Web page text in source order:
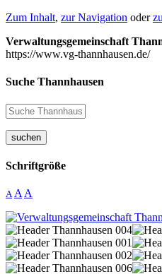
Zum Inhalt, zur Navigation oder
Verwaltungsgemeinschaft
https://www.vg-thannhausen.de/
Suche Thannhausen
suchen
Schriftgröße
A A A